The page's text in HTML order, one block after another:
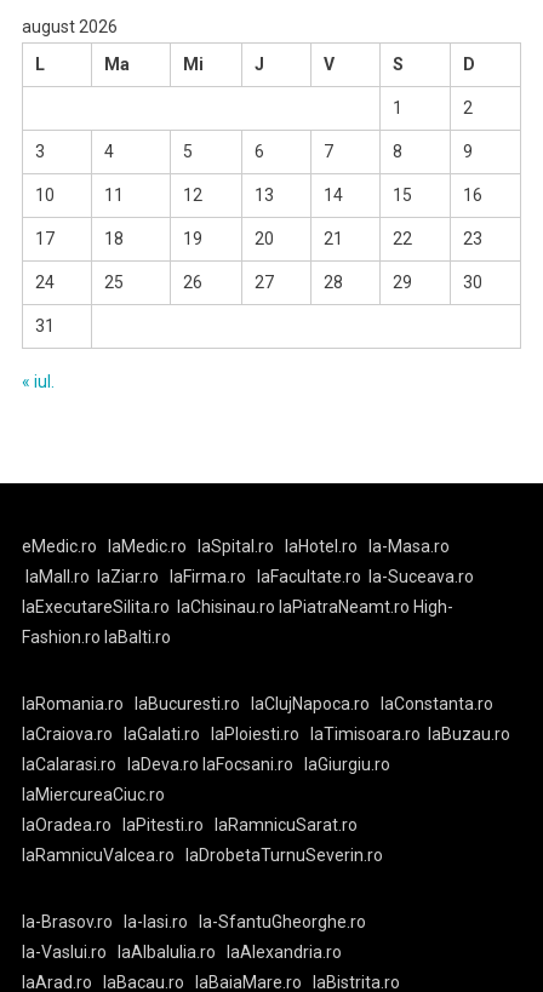
august 2026
L
Ma Mi J V S D
1 2
3 4 5 6 7 8 9
10 11 12 13 14 15 16
17 18 19 20 21 22 23
24 25 26 27 28 29 30
31
« iul.
eMedic.ro laMedic.ro laSpital.ro laHotel.ro
la-Masa.ro
laMall.ro
laZiar.ro laFirma.ro laFacultate.ro
la-Suceava.ro
laExecutareSilita.ro
laChisinau.ro laPiatraNeamt.ro High-
Fashion.ro laBalti.ro
laRomania.ro laBucuresti.ro laClujNapoca.ro
laConstanta.ro
laCraiova.ro
laGalati.ro laPloiesti.ro laTimisoara.ro
laBuzau.ro
laCalarasi.ro
laDeva.ro laFocsani.ro
laGiurgiu.ro
laMiercureaCiuc.ro
laOradea.ro
laPitesti.ro
laRamnicuSarat.ro
laRamnicuValcea.ro
laDrobetaTurnuSeverin.ro
la-Brasov.ro la-Iasi.ro
la-SfantuGheorghe.ro
la-Vaslui.ro
laAlbaIulia.ro
laAlexandria.ro
laArad.ro
laBacau.ro laBaiaMare.ro laBistrita.ro